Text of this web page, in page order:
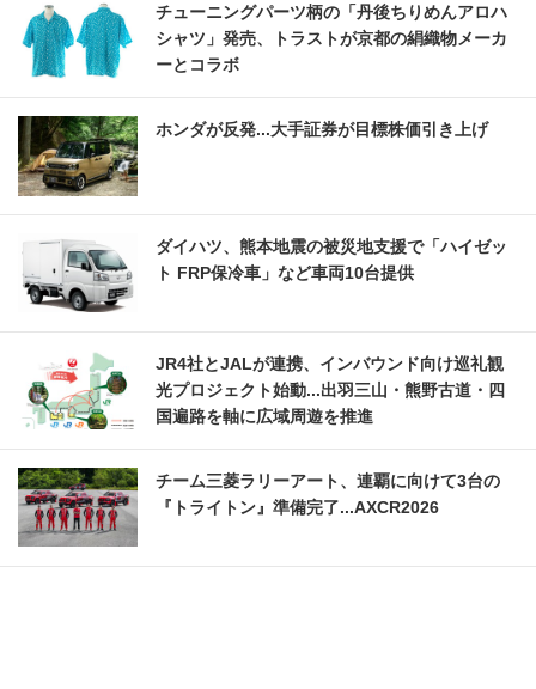
チューニングパーツ柄の「丹後ちりめんアロハ
シャツ」発売、トラストが京都の絹織物メーカ
ーとコラボ
ホンダが反発...大手証券が目標株価引き上げ
ダイハツ、熊本地震の被災地支援で「ハイゼッ
ト FRP保冷車」など車両10台提供
JR4社とJALが連携、インバウンド向け巡礼観
光プロジェクト始動...出羽三山・熊野古道・四
国遍路を軸に広域周遊を推進
チーム三菱ラリーアート、連覇に向けて3台の
『トライトン』準備完了...AXCR2026